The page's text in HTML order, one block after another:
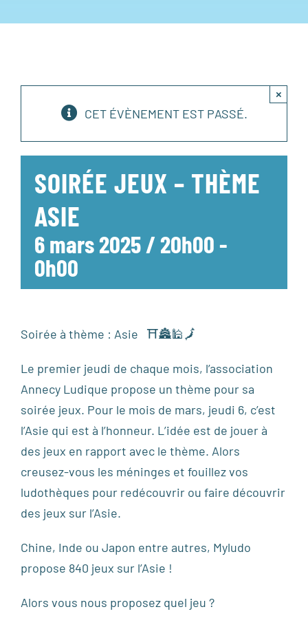
CET ÉVÈNEMENT EST PASSÉ.
×
SOIRÉE JEUX – THÈME
ASIE
6 mars 2025 / 20h00-
0h00
Soirée à thème : Asie ⛩🏯🕌🗾
Le premier jeudi de chaque mois, l’association
Annecy Ludique propose un thème pour sa
soirée jeux. Pour le mois de mars, jeudi 6, c’est
l’Asie qui est à l’honneur. L’idée est de jouer à
des jeux en rapport avec le thème. Alors
creusez-vous les méninges et fouillez vos
ludothèques pour redécouvrir ou faire découvrir
des jeux sur l’Asie.
Chine, Inde ou Japon entre autres, Myludo
propose 840 jeux sur l’Asie !
Alors vous nous proposez quel jeu ?